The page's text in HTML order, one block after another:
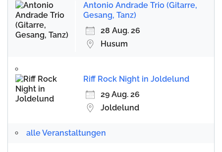
Antonio Andrade Trio (Gitarre,
Gesang, Tanz)
28 Aug. 26
Husum
Riff Rock Night in Joldelund
29 Aug. 26
Joldelund
alle Veranstaltungen